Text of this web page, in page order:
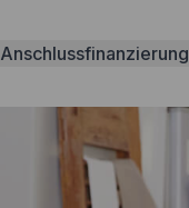
Anschlussfinanzierung